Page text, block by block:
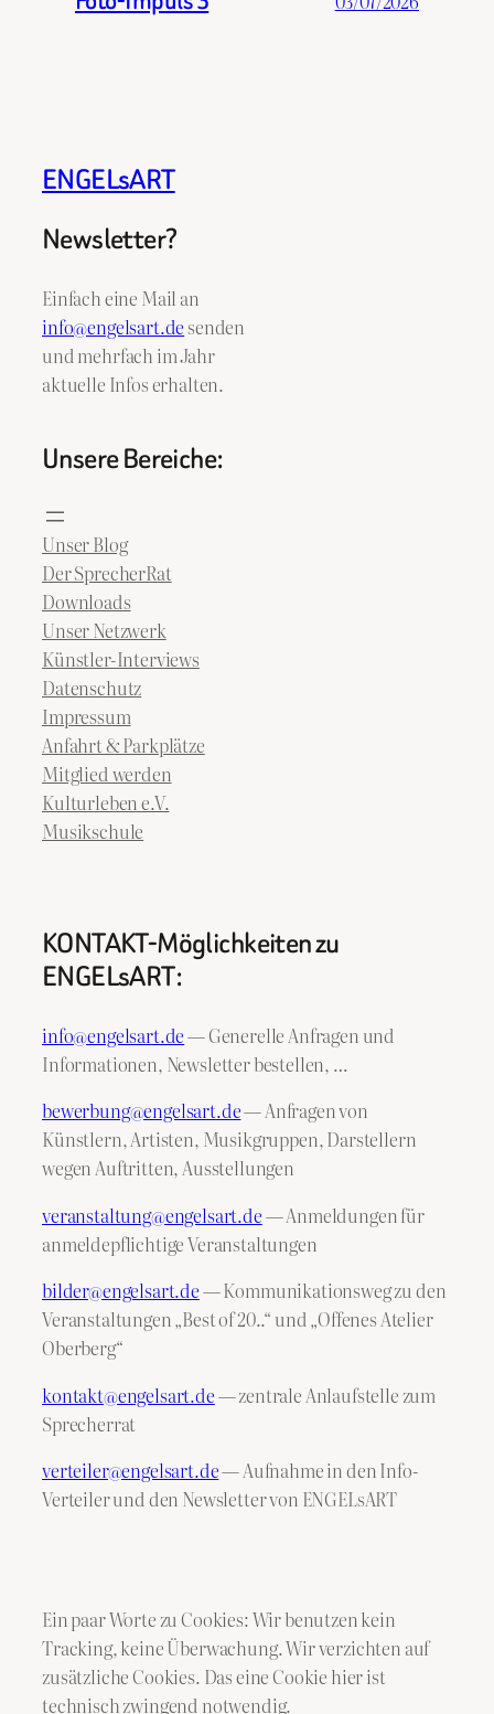
ENGELsART
Newsletter?
Einfach eine Mail an
info@engelsart.desenden
und mehrfach im Jahr
aktuelle Infos erhalten.
Unsere Bereiche:
Unser Blog
Der SprecherRat
Downloads
Unser Netzwerk
Künstler-Interviews
Datenschutz
Impressum
Anfahrt & Parkplätze
Mitglied werden
Kulturleben e.V.
Musikschule
KONTAKT-Möglichkeiten zu
ENGELsART:
info@engelsart.de— Generelle Anfragen und
Informationen, Newsletter bestellen, …
bewerbung@engelsart.de— Anfragen von
Künstlern, Artisten, Musikgruppen, Darstellern
wegen Auftritten, Ausstellungen
veranstaltung@engelsart.de— Anmeldungen für
anmeldepflichtige Veranstaltungen
bilder@engelsart.de— Kommunikationsweg zu den
Veranstaltungen „Best of 20..“ und „Offenes Atelier
Oberberg“
kontakt@engelsart.de— zentrale Anlaufstelle zum
Sprecherrat
verteiler@engelsart.de— Aufnahme in den Info-
Verteiler und den Newsletter von ENGELsART
Ein paar Worte zu Cookies: Wir benutzen kein
Tracking, keine Überwachung. Wir verzichten auf
zusätzliche Cookies. Das eine Cookie hier ist
technisch zwingend notwendig.